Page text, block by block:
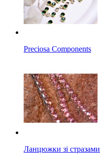
Preciosa Components
Ланцюжки зі стразами